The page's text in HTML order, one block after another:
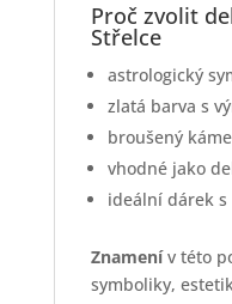
Proč zvolit
Střelce
astrologický
zlatá barva s
broušený
vhodné jako
ideální dárek
Znamenív této
symboliky,